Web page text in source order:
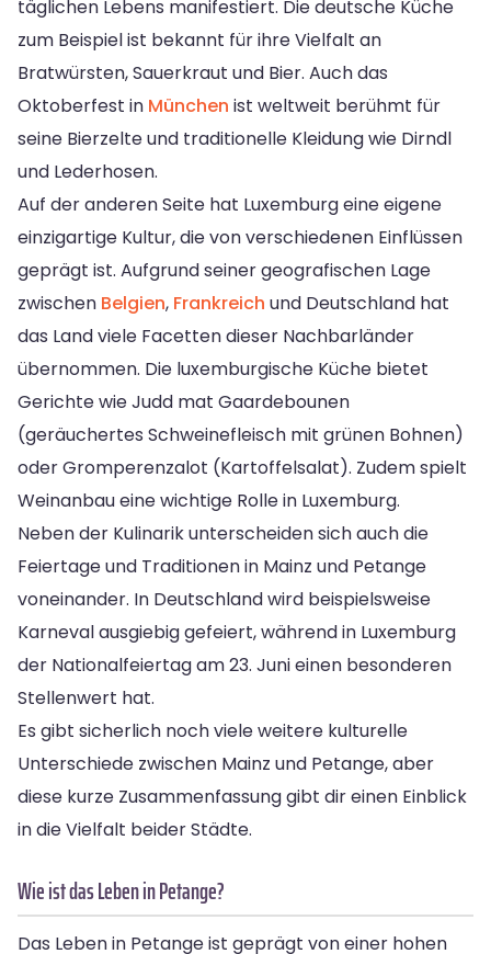
täglichen Lebens manifestiert. Die deutsche Küche
zum Beispiel ist bekannt für ihre Vielfalt an
Bratwürsten, Sauerkraut und Bier. Auch das
Oktoberfest in München ist weltweit berühmt für
seine Bierzelte und traditionelle Kleidung wie Dirndl
und Lederhosen.
Auf der anderen Seite hat Luxemburg eine eigene
einzigartige Kultur, die von verschiedenen Einflüssen
geprägt ist. Aufgrund seiner geografischen Lage
zwischen Belgien, Frankreich und Deutschland hat
das Land viele Facetten dieser Nachbarländer
übernommen. Die luxemburgische Küche bietet
Gerichte wie Judd mat Gaardebounen
(geräuchertes Schweinefleisch mit grünen Bohnen)
oder Gromperenzalot (Kartoffelsalat). Zudem spielt
Weinanbau eine wichtige Rolle in Luxemburg.
Neben der Kulinarik unterscheiden sich auch die
Feiertage und Traditionen in Mainz und Petange
voneinander. In Deutschland wird beispielsweise
Karneval ausgiebig gefeiert, während in Luxemburg
der Nationalfeiertag am 23. Juni einen besonderen
Stellenwert hat.
Es gibt sicherlich noch viele weitere kulturelle
Unterschiede zwischen Mainz und Petange, aber
diese kurze Zusammenfassung gibt dir einen Einblick
in die Vielfalt beider Städte.
Wie ist das Leben in Petange?
Das Leben in Petange ist geprägt von einer hohen